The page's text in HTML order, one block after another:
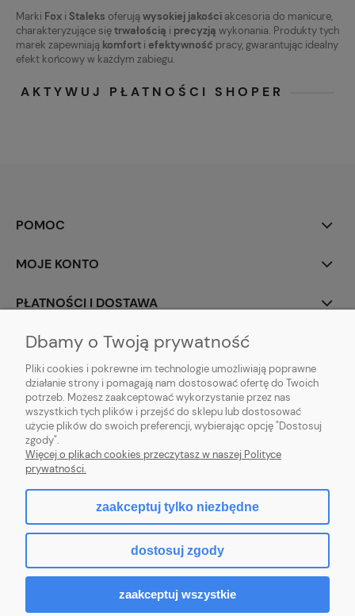
Marki Fox i Staleks oferująwysokiej jakości akcesoria do manicure,
charakteryzujące siętrwałością i precyzją wykonania. Produkty tych
marek zapewniają komfort i efektywność pracy, gwarantując idealny
efekt końcowy w każdym zabiegu.
AKTYWUJ PŁATNOŚCI SHOPER
POMOC
MOJE KONTO
PŁATNOŚCI I DOSTAWA
INFORMACJE
O NAS
pokaż pełną wersję strony
Hurtownia kosmetyczna online – Beauty Zone SHOP
Znajdziesz u nas produkty do stylizacji brwi, rzęs i paznokci: żele, lampy,
akcesoria i pędzle.
Sklep internetowy Shoper.pl
Dbamy o Twoją prywatność
Pliki cookies i pokrewne im technologie umożliwiają poprawne
działanie strony i pomagają nam dostosować ofertę do Twoich
potrzeb. Możesz zaakceptować wykorzystanie przez nas
wszystkich tych plików i przejść do sklepu lub dostosować
użycie plików do swoich preferencji, wybierając opcję "Dostosuj
zgody".
Więcej o plikach cookies przeczytasz w naszej Polityce
prywatności.
zaakceptuj tylko niezbędne
dostosuj zgody
zaakceptuj wszystkie